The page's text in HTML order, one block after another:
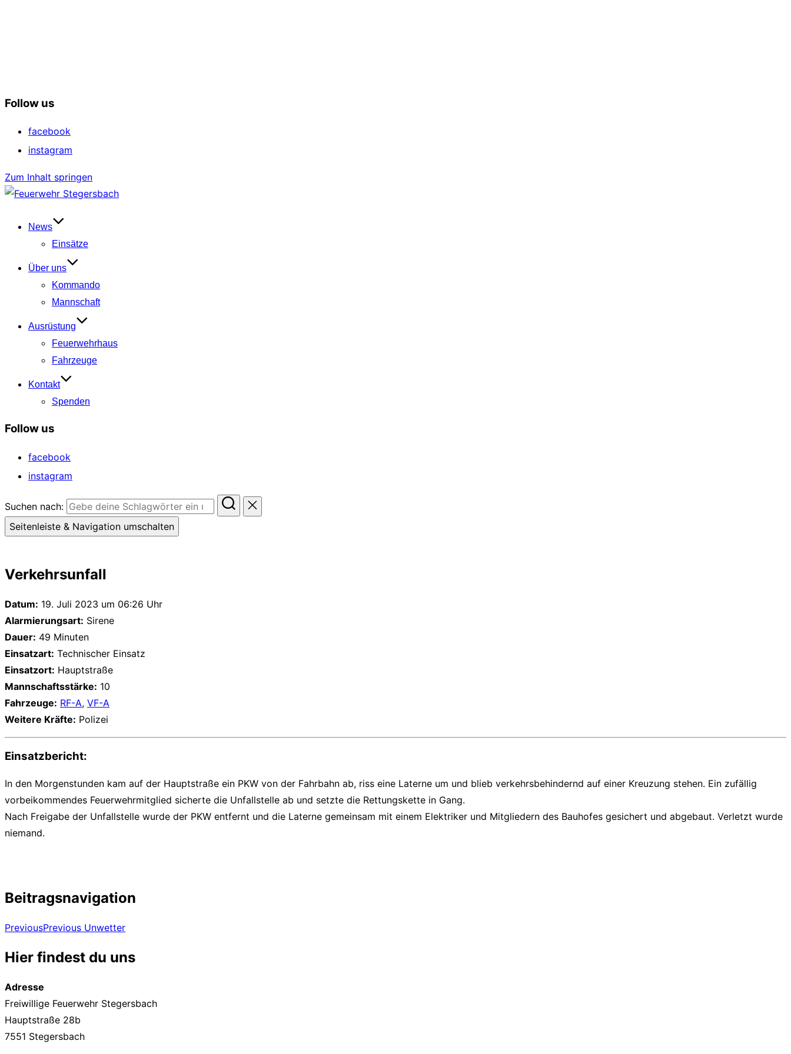
Follow us
facebook
instagram
Zum Inhalt springen
News
Einsätze
Über uns
Kommando
Mannschaft
Ausrüstung
Feuerwehrhaus
Fahrzeuge
Kontakt
Spenden
Follow us
facebook
instagram
Suchen nach:
Seitenleiste & Navigation umschalten
Verkehrsunfall
Datum: 19. Juli 2023 um 06:26 Uhr
Alarmierungsart: Sirene
Dauer: 49 Minuten
Einsatzart: Technischer Einsatz
Einsatzort: Hauptstraße
Mannschaftsstärke: 10
Fahrzeuge: RF-A, VF-A
Weitere Kräfte: Polizei
Einsatzbericht:
In den Morgenstunden kam auf der Hauptstraße ein PKW von der Fahrbahn ab, riss eine Laterne um und blieb verkehrsbehindernd auf einer Kreuzung stehen. Ein zufällig
vorbeikommendes Feuerwehrmitglied sicherte die Unfallstelle ab und setzte die Rettungskette in Gang.
Nach Freigabe der Unfallstelle wurde der PKW entfernt und die Laterne gemeinsam mit einem Elektriker und Mitgliedern des Bauhofes gesichert und abgebaut. Verletzt wurde
niemand.
Beitragsnavigation
PreviousPrevious Unwetter
Hier findest du uns
Adresse
Freiwillige Feuerwehr Stegersbach
Hauptstraße 28b
7551 Stegersbach